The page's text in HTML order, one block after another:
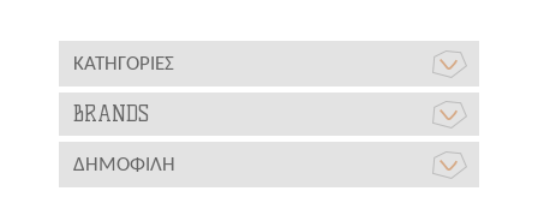
ΚΑΤΗΓΟΡΊΕΣ
BRANDS
ΔΗΜΟΦΙΛΉ